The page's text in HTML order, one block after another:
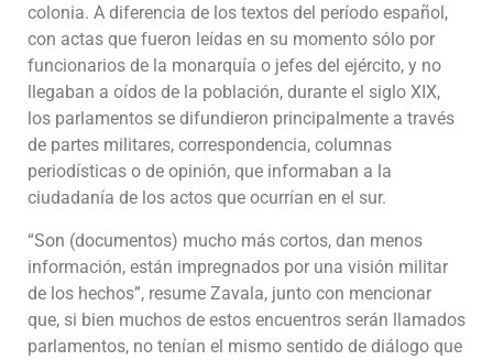
colonia. A diferencia de los textos del período español,
con actas que fueron leídas en su momento sólo por
funcionarios de la monarquía o jefes del ejército, y no
llegaban a oídos de la población, durante el siglo XIX,
los parlamentos se difundieron principalmente a través
de partes militares, correspondencia, columnas
periodísticas o de opinión, que informaban a la
ciudadanía de los actos que ocurrían en el sur.
“Son (documentos) mucho más cortos, dan menos
información, están impregnados por una visión militar
de los hechos”, resume Zavala, junto con mencionar
que, si bien muchos de estos encuentros serán llamados
parlamentos, no tenían el mismo sentido de diálogo que